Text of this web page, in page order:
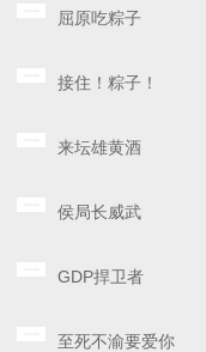
屈原吃粽子
接住！粽子！
来坛雄黄酒
侯局长威武
GDP捍卫者
至死不渝要爱你